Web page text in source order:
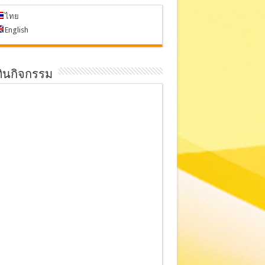
ไทย
English
กิจกรรม